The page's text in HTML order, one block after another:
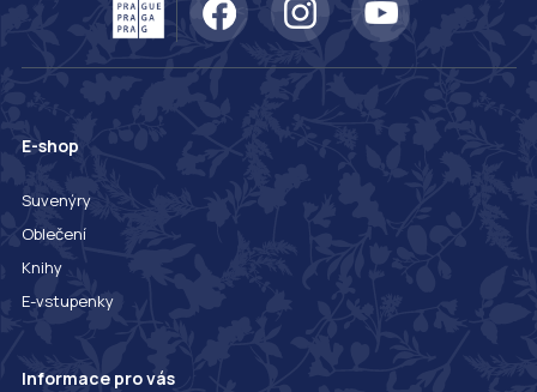
E-shop
Suvenýry
Oblečení
Knihy
E-vstupenky
Informace pro vás